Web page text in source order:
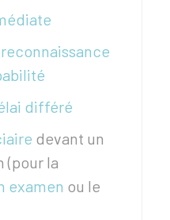
différé
devant un
(pour la
examen ou le